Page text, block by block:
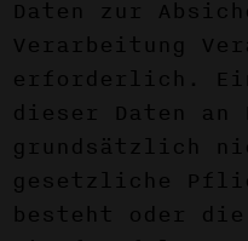
Daten zur
Verarbeitung
erforderlich.
dieser Daten
grundsätzlich
gesetzliche
besteht oder